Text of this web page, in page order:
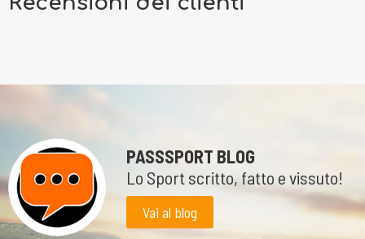
PASSSPORT BLOG
Lo Sport scritto, fatto e vissuto!
Vai al blog